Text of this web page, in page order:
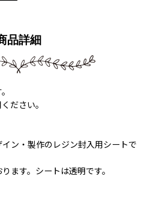
品詳細
ださい。
ン・製作のレジン封入用シートで
ます。シートは透明です。